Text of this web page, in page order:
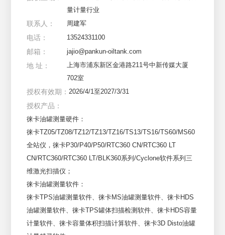
量计量行业
联系人： 周建军
电话： 13524331100
邮箱： jajio@pankun-oiltank.com
地 址：
上海市浦东新区金港路211号中新传媒大厦
702室
授权有效期：2026/4/1至2027/3/31
授权产品：
徕卡油罐测量硬件：
徕卡TZ05/TZ08/TZ12/TZ13/TZ16/TS13/TS16/TS60/MS60
全站仪，徕卡P30/P40/P50/RTC360 CN/RTC360 LT
CN/RTC360/RTC360 LT/BLK360系列/Cyclone软件系列三
维激光扫描仪；
徕卡油罐测量软件：
徕卡TPS油罐测量软件、徕卡MS油罐测量软件、徕卡HDS
油罐测量软件、徕卡TPS罐体扫描检测软件、徕卡HDS容量
计量软件、徕卡容量体积扫描计算软件、徕卡3D Disto油罐